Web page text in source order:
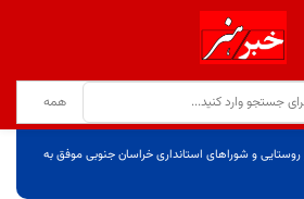
روستایی و شوراهای استانداری خراسان جنوبی موفق به